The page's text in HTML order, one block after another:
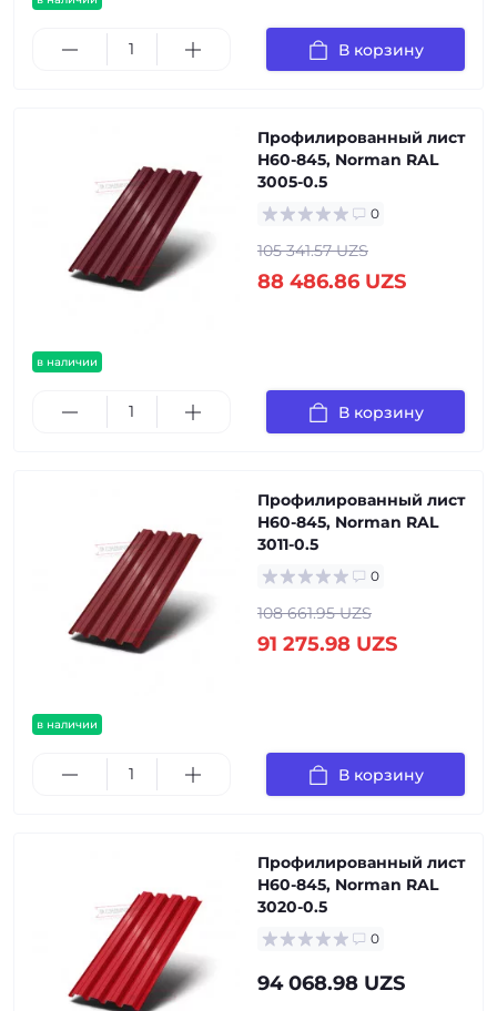
В корзину
в наличии
Профилированный лист
Н60-845, Norman RAL
3005-0.5
0
105 341.57 UZS
88 486.86 UZS
В корзину
в наличии
Профилированный лист
Н60-845, Norman RAL
3011-0.5
0
108 661.95 UZS
91 275.98 UZS
В корзину
Профилированный лист
Н60-845, Norman RAL
3020-0.5
0
94 068.98 UZS